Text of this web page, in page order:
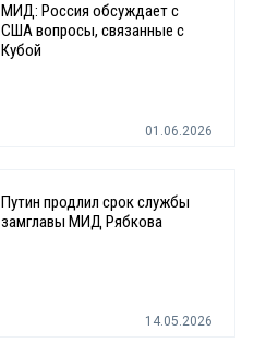
МИД: Россия обсуждает с
США вопросы, связанные с
Кубой
01.06.2026
Путин продлил срок службы
замглавы МИД Рябкова
14.05.2026